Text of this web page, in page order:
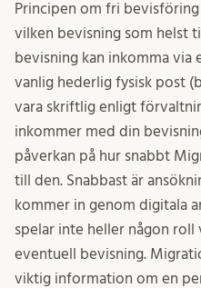
Principen om fri
vilken bevisning som helst
bevisning kan inkomma
vanlig hederlig fysisk post
vara skriftlig enligt
inkommer med din
påverkan på hur snabbt
till den. Snabbast är
kommer in genom digitala
spelar inte heller någon roll
eventuell bevisning.
viktig information om en